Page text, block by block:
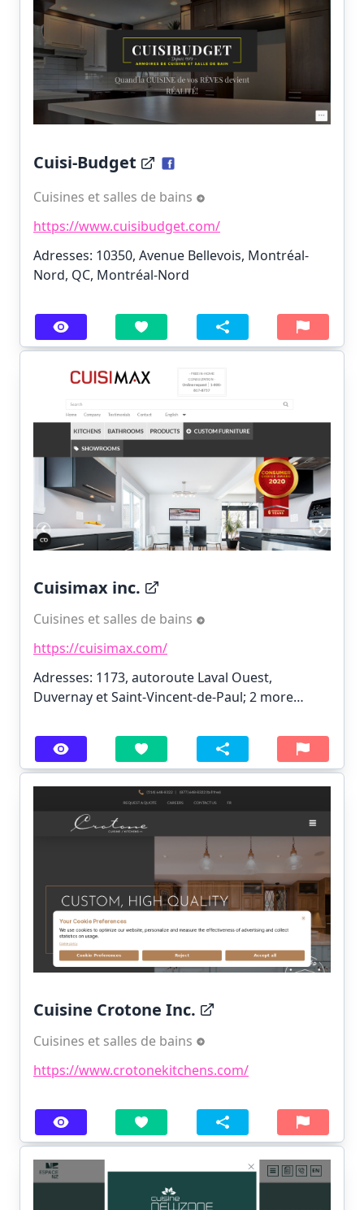
Cuisi-Budget
Cuisines et salles de bains
https://www.cuisibudget.com/
Adresses: 10350, Avenue Bellevois, Montréal-
Nord, QC, Montréal-Nord
Cuisimax inc.
Cuisines et salles de bains
https://cuisimax.com/
Adresses: 1173, autoroute Laval Ouest,
Duvernay et Saint-Vincent-de-Paul; 2 more…
Cuisine Crotone Inc.
Cuisines et salles de bains
https://www.crotonekitchens.com/